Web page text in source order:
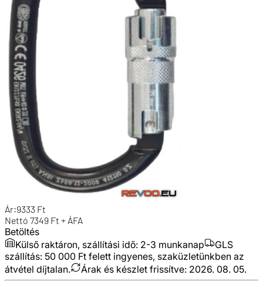
Ár:9333 Ft
Nettó 7349 Ft + ÁFA
Betöltés
Külső raktáron, szállítási idő: 2-3 munkanap
GLS
szállítás: 50 000 Ft felett ingyenes, szaküzletünkben az
átvétel díjtalan.
Árak és készlet frissítve: 2026. 08. 05.